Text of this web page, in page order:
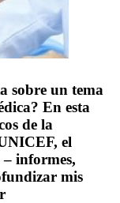
sobre un tema
En esta
de la
el
informes,
mis